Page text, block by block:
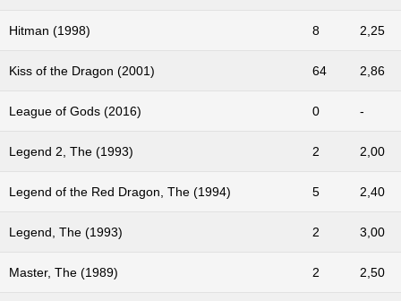
Hitman (1998) 8 2,25
Kiss of the Dragon (2001) 64 2,86
League of Gods (2016) 0 -
Legend 2, The (1993) 2 2,00
Legend of the Red Dragon, The (1994) 5 2,40
Legend, The (1993) 2 3,00
Master, The (1989) 2 2,50